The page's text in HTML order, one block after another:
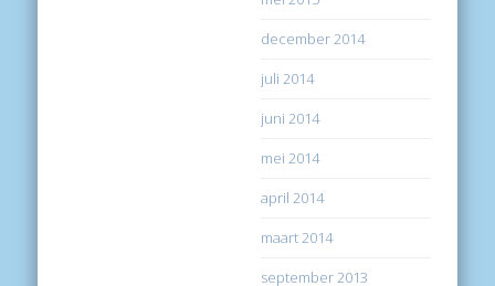
december 2014
juli 2014
juni 2014
mei 2014
april 2014
maart 2014
september 2013